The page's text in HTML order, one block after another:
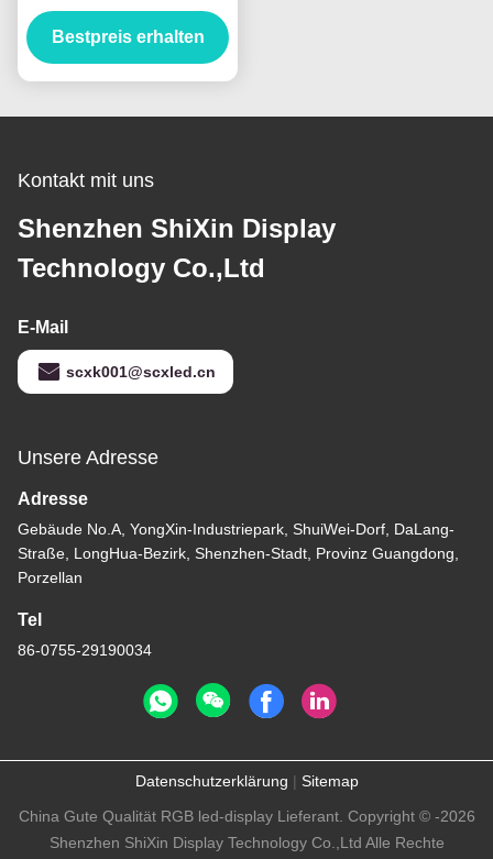
Auflösung 1200Cd/M2
Helligkeit Vollfarbe
Indoor LED Display
Bestpreis erhalten
Kontakt mit uns
Shenzhen ShiXin Display
Technology Co.,Ltd
E-Mail
scxk001@scxled.cn
Unsere Adresse
Adresse
Gebäude No.A, YongXin-Industriepark, ShuiWei-Dorf, DaLang-
Straße, LongHua-Bezirk, Shenzhen-Stadt, Provinz Guangdong,
Porzellan
Tel
86-0755-29190034
Datenschutzerklärung | Sitemap
China Gute Qualität RGB led-display Lieferant. Copyright © -2026
Shenzhen ShiXin Display Technology Co.,Ltd Alle Rechte